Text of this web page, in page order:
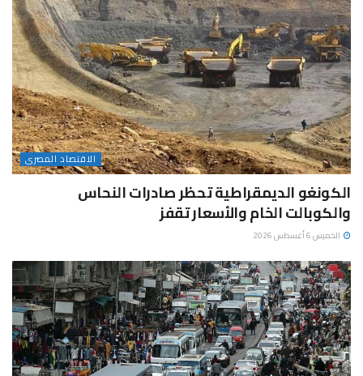
الاقتصاد المصرى
الكونغو الديمقراطية تحظر صادرات النحاس
والكوبالت الخام والأسعار تقفز
الخميس 6 أغسطس 2026